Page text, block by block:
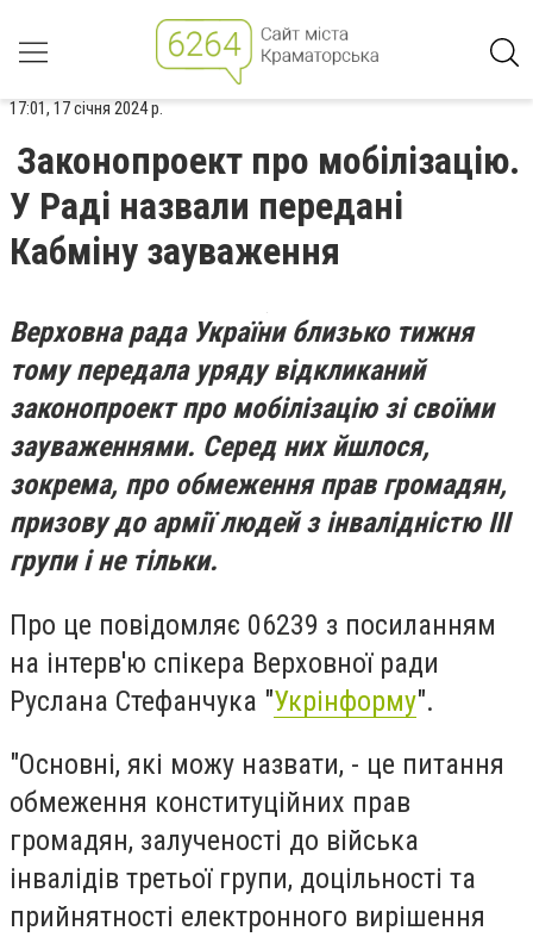
17:01, 17 січня 2024 р.
Законопроект про мобілізацію.
У Раді назвали передані
Кабміну зауваження
Верховна рада України близько тижня
тому передала уряду відкликаний
законопроект про мобілізацію зі своїми
зауваженнями. Серед них йшлося,
зокрема, про обмеження прав громадян,
призову до армії людей з інвалідністю III
групи і не тільки.
Про це повідомляє 06239 з посиланням
на інтерв'ю спікера Верховної ради
Руслана Стефанчука "Укрінформу".
"Основні, які можу назвати, - це питання
обмеження конституційних прав
громадян, залученості до війська
інвалідів третьої групи, доцільності та
прийнятності електронного вирішення